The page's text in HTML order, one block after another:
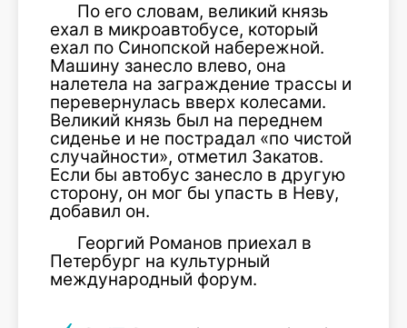
По его словам, великий князь
ехал в микроавтобусе, который
ехал по Синопской набережной.
Машину занесло влево, она
налетела на заграждение трассы и
перевернулась вверх колесами.
Великий князь был на переднем
сиденье и не пострадал «по чистой
случайности», отметил Закатов.
Если бы автобус занесло в другую
сторону, он мог бы упасть в Неву,
добавил он.
Георгий Романов приехал в
Петербург на культурный
международный форум.